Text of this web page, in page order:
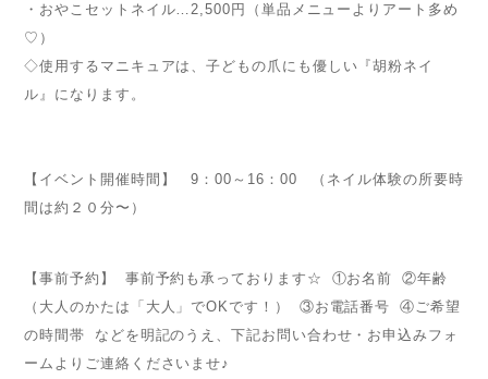
・おやこセットネイル…2,500円（単品メニューよりアート多め
♡）
◇使用するマニキュアは、子どもの爪にも優しい『胡粉ネイ
ル』になります。
【イベント開催時間】 9：00～16：00 （ネイル体験の所要時
間は約２０分〜）
【事前予約】 事前予約も承っております☆ ①お名前 ②年齢
（大人のかたは「大人」でOKです！） ③お電話番号 ④ご希望
の時間帯 などを明記のうえ、下記お問い合わせ・お申込みフォ
ームよりご連絡くださいませ♪